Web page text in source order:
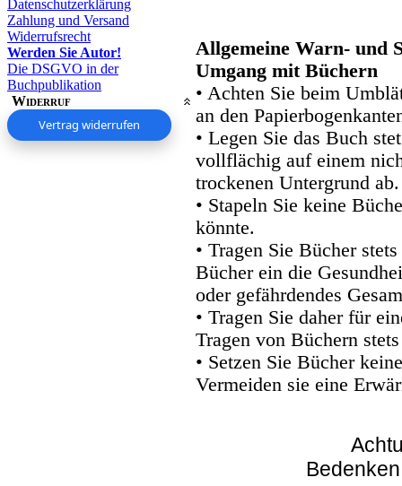
Datenschutzerklärung
Zahlung und Versand
Widerrufsrecht
Werden Sie Autor!
Die DSGVO in der
Buchpublikation
Widerruf
Vertrag widerrufen
Allgemeine Warn- und
Umgang mit Büchern
• Achten Sie beim
an den
• Legen Sie das Buch
vollflächig auf einem
trockenen Untergrund ab.
• Stapeln Sie keine
könnte.
• Tragen Sie Bücher
Bücher ein die
oder gefährdendes
• Tragen Sie daher für
Tragen von Büchern
• Setzen Sie Bücher
Vermeiden sie eine